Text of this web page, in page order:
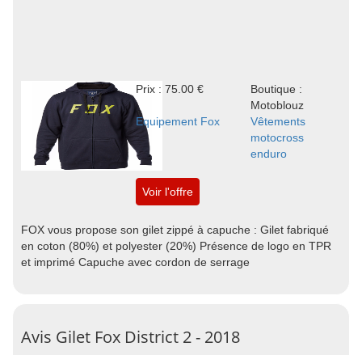
Prix : 75.00 €
Boutique :
Motoblouz
Equipement Fox
Vêtements
motocross
enduro
Voir l'offre
FOX vous propose son gilet zippé à capuche : Gilet fabriqué
en coton (80%) et polyester (20%) Présence de logo en TPR
et imprimé Capuche avec cordon de serrage
Avis Gilet Fox District 2 - 2018